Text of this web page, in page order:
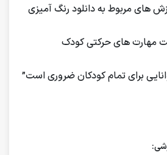
های مربوط به دانلود رنگ آمیزی
مهارت های حرکتی کودک
برای تمام کودکان ضروری است”